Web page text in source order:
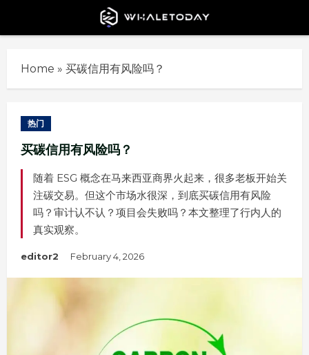
Home » 买碳信用有风险吗？
热门
买碳信用有风险吗？
随着 ESG 概念在马来西亚商界火起来，很多老板开始关
注碳交易。但这个市场水很深，到底买碳信用有风险
吗？审计认不认？项目会失败吗？本文整理了行内人的
真实观察。
editor2 February 4, 2026